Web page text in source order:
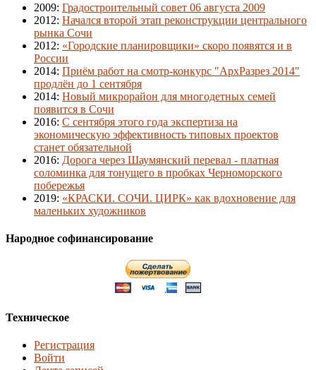
2009: Градостроительный совет 06 августа 2009
2012: Начался второй этап реконструкции центрального
рынка Сочи
2012: «Городские планировщики» скоро появятся и в
России
2014: Приём работ на смотр-конкурс "АрхРазрез 2014"
продлён до 1 сентября
2014: Новый микрорайон для многодетных семей
появится в Сочи
2016: С сентября этого года экспертиза на
экономическую эффективность типовых проектов
станет обязательной
2016: Дорога через Шаумянский перевал - платная
соломинка для тонущего в пробках Черноморского
побережья
2019: «КРАСКИ. СОЧИ. ЦИРК» как вдохновение для
маленьких художников
Народное софинансирование
Техническое
Регистрация
Войти